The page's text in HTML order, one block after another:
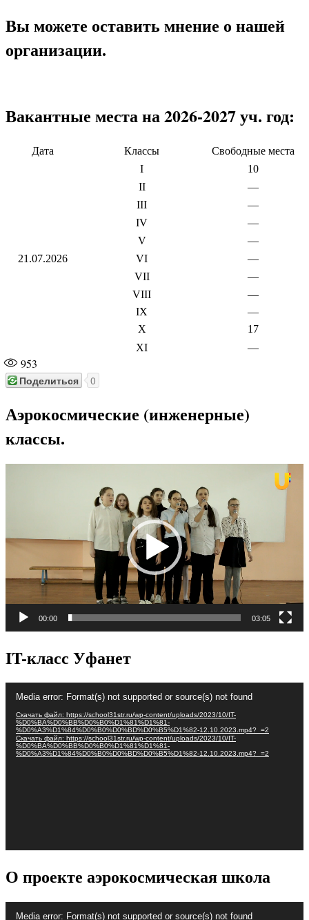
Вы можете оставить мнение о нашей
организации.
Вакантные места на 2026-2027 уч. год:
Дата Классы Свободные места
21.07.2026
I
10
II
—
III
—
IV
—
V
—
VI
—
VII
—
VIII
—
IX
—
X
17
XI
—
953
Поделиться 0
Аэрокосмические (инженерные)
классы.
00:00 03:05
IT-класс Уфанет
Видеоплеер
Media error: Format(s) not supported or source(s) not found
Скачать файл: https://school31str.ru/wp-content/uploads/2023/10/IT-
%D0%BA%D0%BB%D0%B0%D1%81%D1%81-
%D0%A3%D1%84%D0%B0%D0%BD%D0%B5%D1%82-12.10.2023.mp4?_=2
Скачать файл: https://school31str.ru/wp-content/uploads/2023/10/IT-
%D0%BA%D0%BB%D0%B0%D1%81%D1%81-
%D0%A3%D1%84%D0%B0%D0%BD%D0%B5%D1%82-12.10.2023.mp4?_=2
О проекте аэрокосмическая школа
Видеоплеер
Media error: Format(s) not supported or source(s) not found